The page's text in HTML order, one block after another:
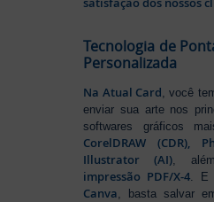
Tecnologia de
Personalizada
Na Atual Card , você
enviar sua arte nos
softwares gráficos
CorelDRAW (CDR),
Illustrator (AI) ,
impressão PDF/X-4 .
Canva , basta salvar